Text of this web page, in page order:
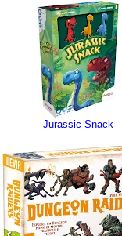
Jurassic Snack